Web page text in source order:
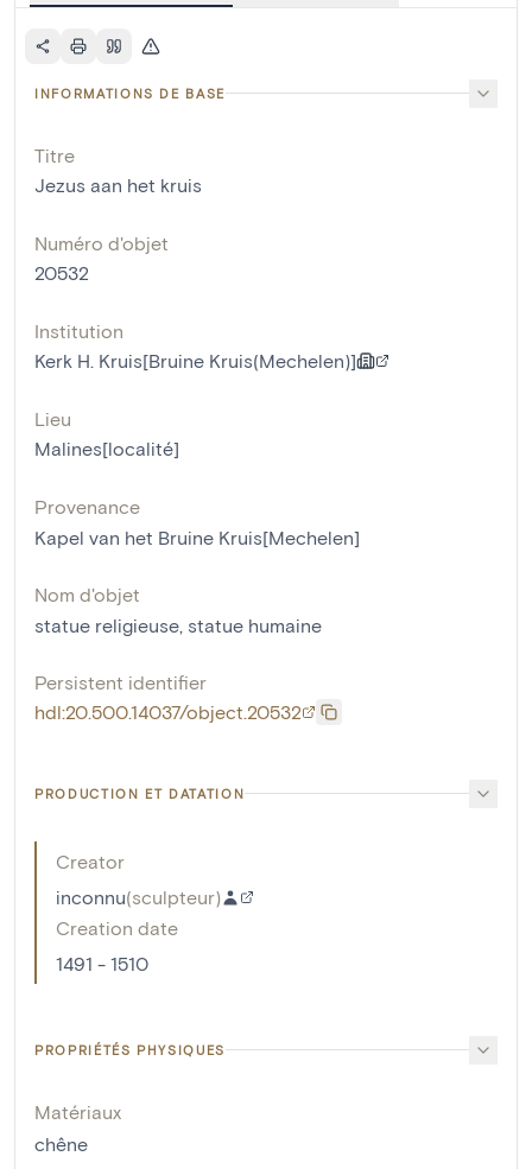
INFORMATIONS DE BASE
Titre
Jezus aan het kruis
Numéro d'objet
20532
Institution
Kerk H. Kruis[Bruine Kruis(Mechelen)]
Lieu
Malines[localité]
Provenance
Kapel van het Bruine Kruis[Mechelen]
Nom d'objet
statue religieuse statue humaine
Persistent identifier
hdl:20.500.14037/object.20532
PRODUCTION ET DATATION
Creator
inconnu(sculpteur)
Creation date
1491 - 1510
PROPRIÉTÉS PHYSIQUES
Matériaux
chêne